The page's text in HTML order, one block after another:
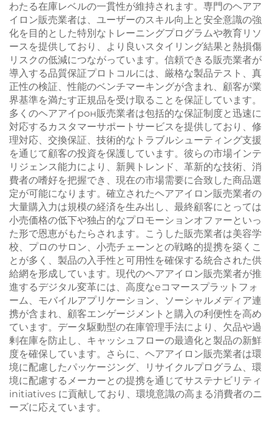
わたる在庫レベルの一貫性が維持されます。専門のヘアア
イロン販売業者は、ユーザーのスキル向上と安全意識の強
化を目的とした特別なトレーニングプログラムや教育リソ
ースを提供しており、より良いスタイリング結果と熱損傷
リスクの低減につながっています。信頼できる販売業者が
導入する品質保証プロトコルには、厳格な製品テスト、真
正性の検証、性能のベンチマーキングが含まれ、顧客が業
界基準を満たす正規品を受け取ることを保証しています。
多くのヘアアイрон販売業者は包括的な保証制度と迅速に
対応するカスタマーサポートサービスを提供しており、修
理対応、交換保証、技術的なトラブルシューティング支援
を通じて顧客の投資を保護しています。彼らの市場インテ
リジェンス能力により、新興トレンド、革新的な技術、消
費者の嗜好を把握でき、現在の市場需要に合致した商品選
定が可能になります。確立されたヘアアイロン販売業者の
大量購入力は規模の経済を生み出し、最終顧客にとっては
小売価格の低下や独占的なプロモーションオファーといっ
た形で恩恵がもたらされます。こうした販売業者は美容学
校、プロのサロン、小売チェーンとの戦略的提携を築くこ
とが多く、製品の入手性と可用性を確保する統合された供
給網を形成しています。現代のヘアアイロン販売業者が推
進するデジタル変革には、高度なeコマースプラットフォ
ーム、モバイルアプリケーション、ソーシャルメディア連
携が含まれ、顧客エンゲージメントと購入の利便性を高め
ています。データ駆動型の在庫管理手法により、欠品や過
剰在庫を防止し、キャッシュフローの最適化と製品の新鮮
度を確保しています。さらに、ヘアアイロン販売業者は環
境に配慮したパッケージング、リサイクルプログラム、環
境に配慮するメーカーとの提携を通じてサステナビリティ
initiatives に貢献しており、環境意識の高まる消費者のニ
ーズに応えています。